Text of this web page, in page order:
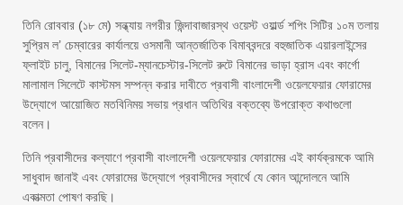
তিনি রোববার (১৮ মে) সন্ধ্যায় নগরীর জিন্দাবাজারস্থ ওয়েস্ট ওয়ার্ল্ড শপিং সিটির ১০ম তলায়
সুপ্রিম ল’ চেম্বারের কার্যালয়ে ওসমানী আন্তর্জাতিক বিমাববন্দরে বহুজাতিক এয়ারলাইন্সের
ফ্লাইট চালু, বিমানের সিলেট-ম্যানচেস্টার-সিলেট রুটে বিমানের ভাড়া হ্রাস এবং কার্গো
মালামাল সিলেটে কাস্টমস সম্পন্ন করার দাবীতে প্রবাসী বাংলাদেশী ওয়েলফেয়ার ফোরামের
উদ্যোগে আয়োজিত মতবিনিময় সভায় প্রধান অতিথির বক্তব্যে উপরোক্ত কথাগুলো
বলেন।
তিনি প্রবাসীদের কল্যাণে প্রবাসী বাংলাদেশী ওয়েলফেয়ার ফোরামের এই কার্যক্রমকে আমি
সাধুবাদ জানাই এবং ফোরামের উদ্যোগে প্রবাসীদের স্বার্থে যে কোন আন্দোলনে আমি
একাত্মতা পোষণ করছি।